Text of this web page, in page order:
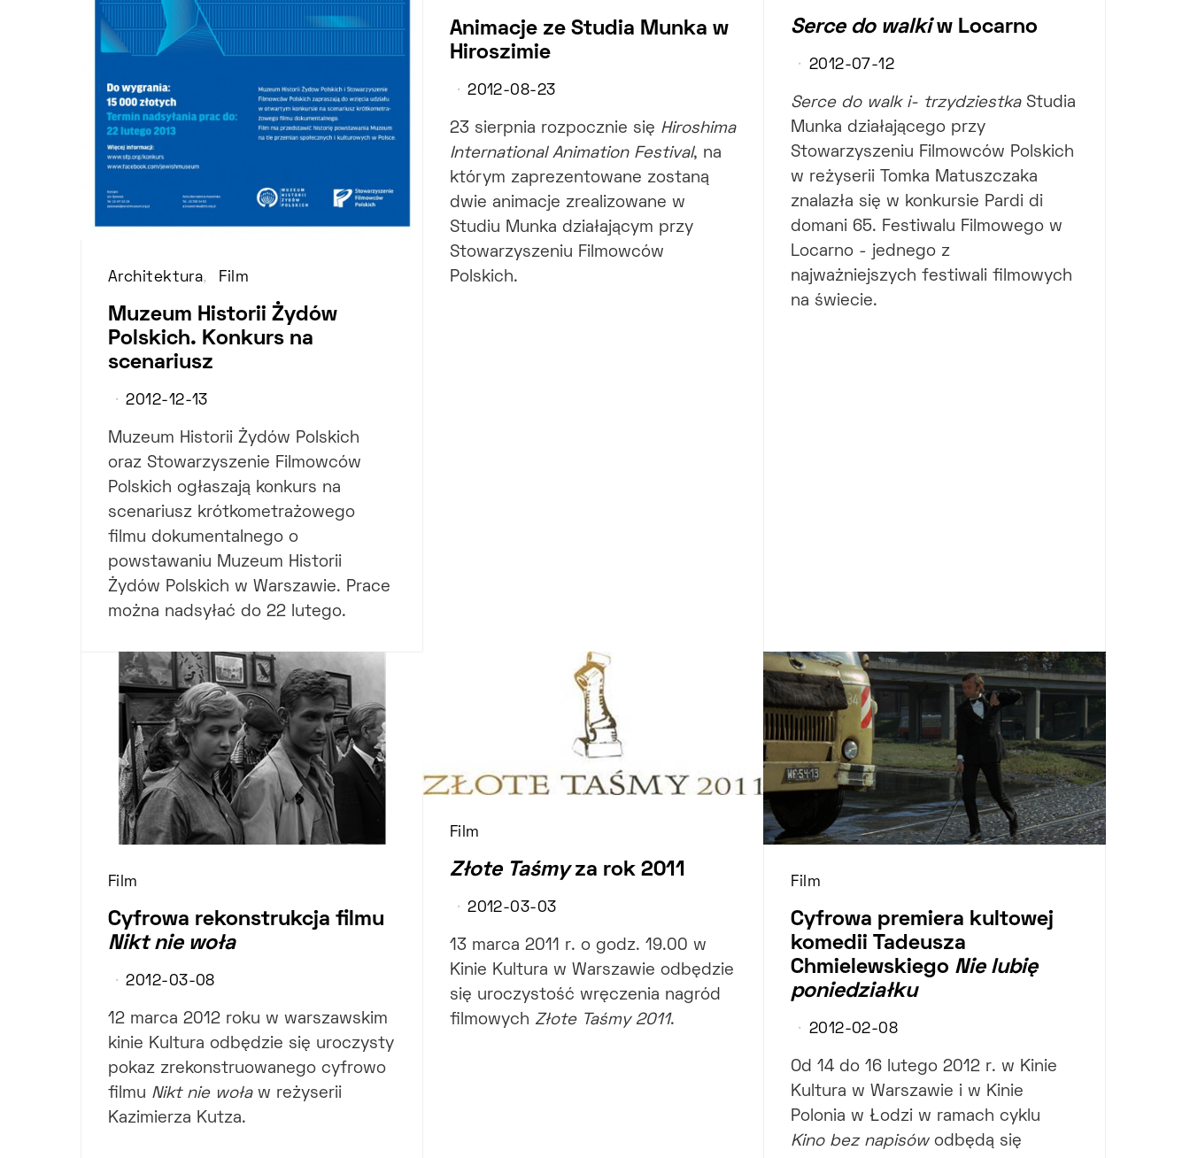
Architektura Film
Muzeum Historii Żydów
Polskich. Konkurs na
scenariusz
2012-12-13
Muzeum Historii Żydów Polskich
oraz Stowarzyszenie Filmowców
Polskich ogłaszają konkurs na
scenariusz krótkometrażowego
filmu dokumentalnego o
powstawaniu Muzeum Historii
Żydów Polskich w Warszawie. Prace
można nadsyłać do 22 lutego.
Animacje ze Studia Munka w
Hiroszimie
2012-08-23
23 sierpnia rozpocznie się Hiroshima
International Animation Festival, na
którym zaprezentowane zostaną
dwie animacje zrealizowane w
Studiu Munka działającym przy
Stowarzyszeniu Filmowców
Polskich.
Serce do walkiw Locarno
2012-07-12
Serce do walk i- trzydziestkaStudia
Munka działającego przy
Stowarzyszeniu Filmowców Polskich
w reżyserii Tomka Matuszczaka
znalazła się w konkursie Pardi di
domani 65. Festiwalu Filmowego w
Locarno - jednego z
najważniejszych festiwali filmowych
na świecie.
Film
Cyfrowa rekonstrukcja filmu
Nikt nie woła
2012-03-08
12 marca 2012 roku w warszawskim
kinie Kultura odbędzie się uroczysty
pokaz zrekonstruowanego cyfrowo
filmu Nikt nie woła w reżyserii
Kazimierza Kutza.
Film
Złote Taśmyza rok 2011
2012-03-03
13 marca 2011 r. o godz. 19.00 w
Kinie Kultura w Warszawie odbędzie
się uroczystość wręczenia nagród
filmowych Złote Taśmy 2011.
Film
Cyfrowa premiera kultowej
komedii Tadeusza
Chmielewskiego Nie lubię
poniedziałku
2012-02-08
Od 14 do 16 lutego 2012 r. w Kinie
Kultura w Warszawie i w Kinie
Polonia w Łodzi w ramach cyklu
Kino bez napisówodbędą się